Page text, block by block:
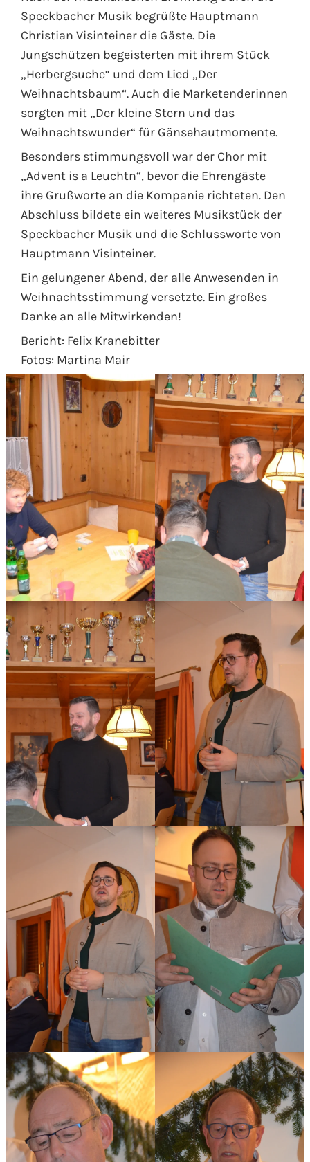
Speckbacher Musik begrüßte Hauptmann
Christian Visinteiner die Gäste. Die
Jungschützen begeisterten mit ihrem Stück
„Herbergsuche“ und dem Lied „Der
Weihnachtsbaum“. Auch die Marketenderinnen
sorgten mit „Der kleine Stern und das
Weihnachtswunder“ für Gänsehautmomente.
Besonders stimmungsvoll war der Chor mit
„Advent is a Leuchtn“, bevor die Ehrengäste
ihre Grußworte an die Kompanie richteten. Den
Abschluss bildete ein weiteres Musikstück der
Speckbacher Musik und die Schlussworte von
Hauptmann Visinteiner.
Ein gelungener Abend, der alle Anwesenden in
Weihnachtsstimmung versetzte. Ein großes
Danke an alle Mitwirkenden!
Bericht: Felix Kranebitter
Fotos: Martina Mair